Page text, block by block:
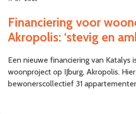
Financiering voor
Akropolis: ‘stevig en
Een nieuwe financiering van Katalys
woonproject op IJburg, Akropolis.
bewonerscollectief 31